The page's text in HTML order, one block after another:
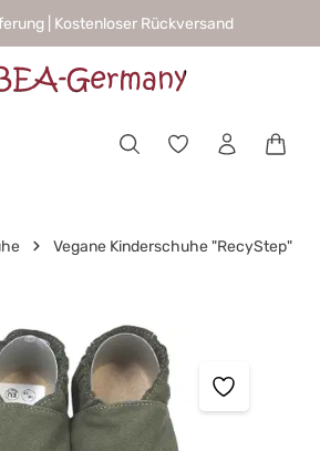
| Kostenloser Rückversand
Vegane Kinderschuhe "RecyStep"